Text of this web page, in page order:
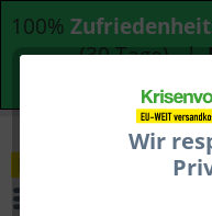
100%
(30 Tage) |
Wir